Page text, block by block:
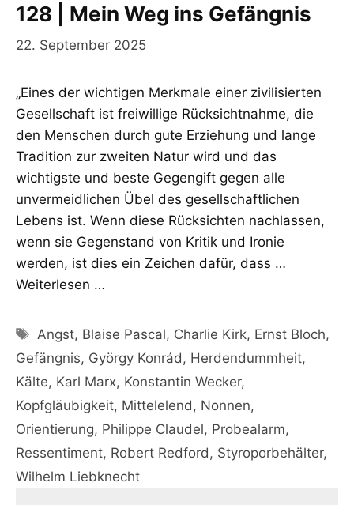
128 | Mein Weg ins Gefängnis
22. September 2025
„Eines der wichtigen Merkmale einer zivilisierten
Gesellschaft ist freiwillige Rücksichtnahme, die
den Menschen durch gute Erziehung und lange
Tradition zur zweiten Natur wird und das
wichtigste und beste Gegengift gegen alle
unvermeidlichen Übel des gesellschaftlichen
Lebens ist. Wenn diese Rücksichten nachlassen,
wenn sie Gegenstand von Kritik und Ironie
werden, ist dies ein Zeichen dafür, dass …
Weiterlesen …
Schlagwörter
Angst, Blaise Pascal, Charlie Kirk, Ernst Bloch,
Gefängnis, György Konrád , Herdendummheit,
Kälte, Karl Marx, Konstantin Wecker,
Kopfgläubigkeit, Mittelelend , Nonnen,
Orientierung, Philippe Claudel, Probealarm,
Ressentiment, Robert Redford , Styroporbehälter,
Wilhelm Liebknecht